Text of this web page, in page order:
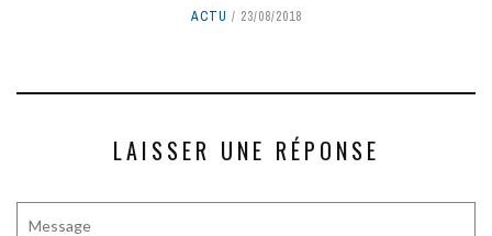
ACTU 23/08/2018
LAISSER UNE RÉPONSE